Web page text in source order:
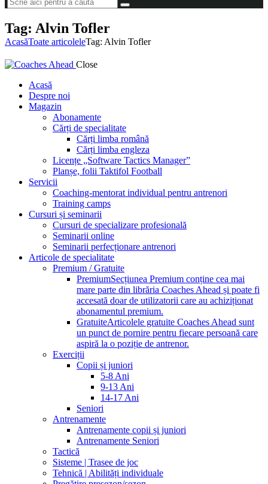
Tag: Alvin Tofler
AcasăToate articoleleTag: Alvin Tofler
Close
Acasă
Despre noi
Magazin
Abonamente
Cărți de specialitate
Cărți limba română
Cărți limba engleza
Licențe „Software Tactics Manager”
Planșe, folii Taktifol Football
Servicii
Coaching-mentorat individual pentru antrenori
Training camps
Cursuri și seminarii
Cursuri de specializare profesională
Seminarii online
Seminarii perfecționare antrenori
Articole de specialitate
Premium / Gratuite
PremiumSecțiunea Premium conține cea mai
mare parte din librăria Coaches Ahead și poate fi
accesată doar de utilizatorii care au achiziționat
abonamentul premium.
GratuiteArticolele gratuite Coaches Ahead sunt
un punct de pornire pentru fiecare persoană care
aspiră la o poziție de antrenor.
Exerciții
Copii și juniori
5-8 Ani
9-13 Ani
14-17 Ani
Seniori
Antrenamente
Antrenamente copii și juniori
Antrenamente Seniori
Tactică
Sisteme | Trasee de joc
Tehnică | Abilități individuale